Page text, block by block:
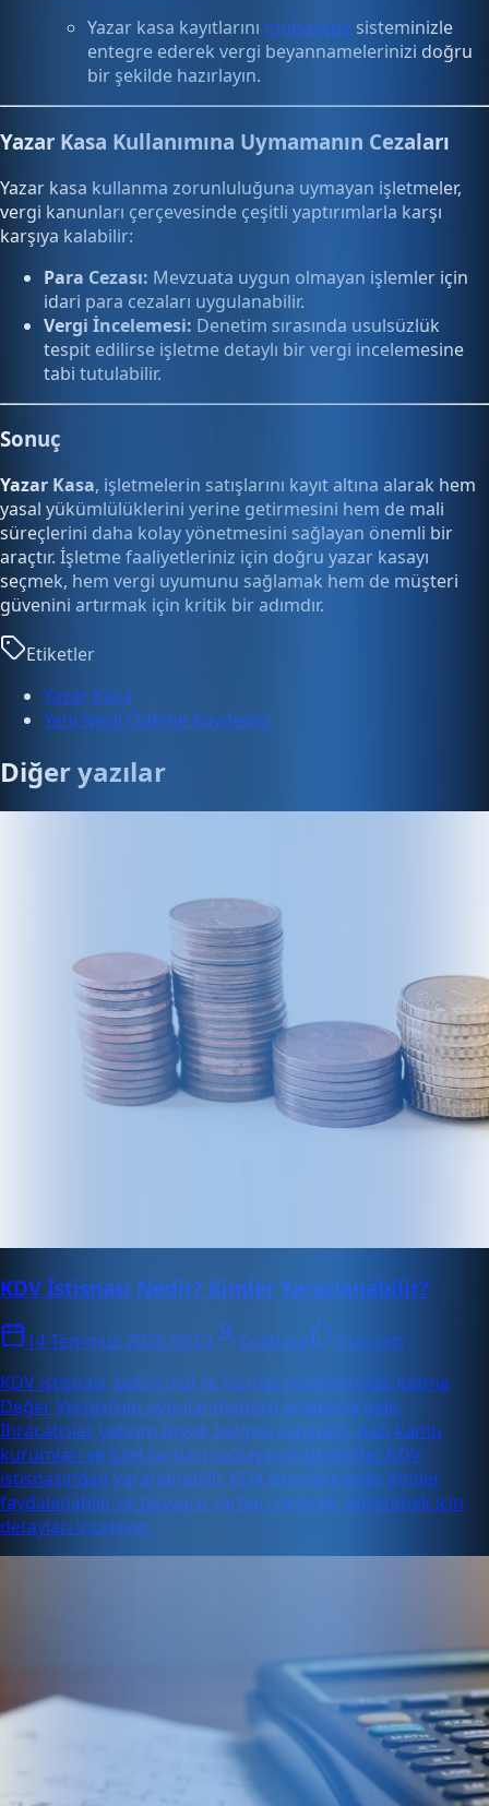
Yazar kasa kayıtlarını muhasebe sisteminizle
entegre ederek vergi beyannamelerinizi doğru
bir şekilde hazırlayın.
Yazar Kasa Kullanımına Uymamanın Cezaları
Yazar kasa kullanma zorunluluğuna uymayan işletmeler,
vergi kanunları çerçevesinde çeşitli yaptırımlarla karşı
karşıya kalabilir:
Para Cezası: Mevzuata uygun olmayan işlemler için
idari para cezaları uygulanabilir.
Vergi İncelemesi: Denetim sırasında usulsüzlük
tespit edilirse işletme detaylı bir vergi incelemesine
tabi tutulabilir.
Sonuç
Yazar Kasa, işletmelerin satışlarını kayıt altına alarak hem
yasal yükümlülüklerini yerine getirmesini hem de mali
süreçlerini daha kolay yönetmesini sağlayan önemli bir
araçtır. İşletme faaliyetleriniz için doğru yazar kasayı
seçmek, hem vergi uyumunu sağlamak hem de müşteri
güvenini artırmak için kritik bir adımdır.
Etiketler
Yazar Kasa
Yeni Nesil Ödeme Kaydedici
Diğer yazılar
KDV İstisnası Nedir? Kimler Yararlanabilir?
14 Temmuz 2026 09:53 Enabase
0 yorum
KDV istisnası, belirli mal ve hizmet teslimlerinde Katma
Değer Vergisi’nin uygulanmaması anlamına gelir.
İhracatçılar, yatırım teşvik belgesi sahipleri, bazı kamu
kurumları ve özel şartları sağlayan mükellefler KDV
istisnasından yararlanabilir. KDV istisnası nedir, kimler
faydalanabilir ve başvuru şartları nelerdir öğrenmek için
detayları inceleyin.